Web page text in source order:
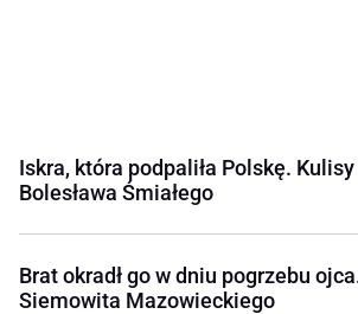
Iskra, która podpaliła Polskę.
Bolesława Śmiałego
Brat okradł go w dniu pogrzebu
Siemowita Mazowieckiego